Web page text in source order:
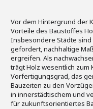
Vor dem Hintergrund der
Vorteile des Baustoffes
Insbesondere Städte
gefordert, nachhaltige
ergreifen. Als
trägt Holz wesentlich zum
Vorfertigungsgrad, das
Bauzeiten zu den
in innerstädtischem und
für zukunftsorientiertes